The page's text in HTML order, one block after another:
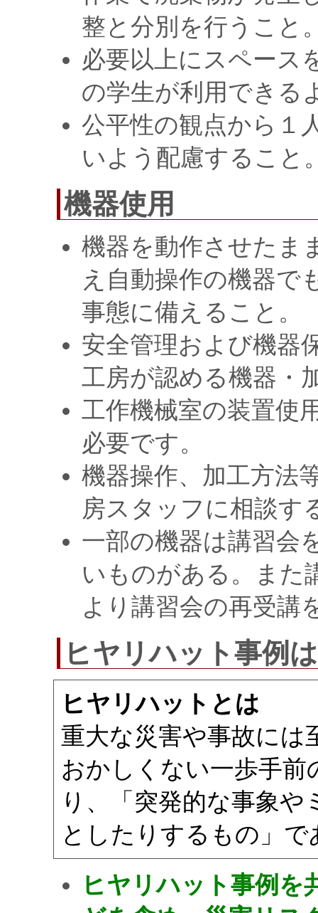
整と分別を行うこと
必要以上にスペース
の学生が利用できる
公平性の観点から１
いよう配慮すること
機器使用
機器を動作させたま
え自動操作の機器で
事態に備えること。
安全管理および機器
工房が認める機器・
工作機械室の装置使
必要です。
機器操作、加工方法
房スタッフに相談す
一部の機器は講習会
いものがある。また
より講習会の再受講
ヒヤリハット事例
ヒヤリハットとは
重大な災害や事故には
おかしくない一歩手前
り、「突発的な事象
としたりするもの」で
ヒヤリハット事例を